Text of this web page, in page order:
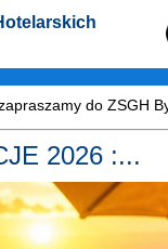
2026 :...